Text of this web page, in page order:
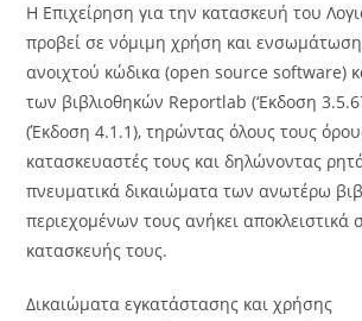
Η Επιχείρηση για την κατασκευή του
προβεί σε νόμιμη χρήση και ενσωμάτωση
ανοιχτού κώδικα (open source software)
των βιβλιοθηκών Reportlab (‘Εκδοση
(Έκδοση 4.1.1), τηρώντας όλους τους
κατασκευαστές τους και δηλώνοντας
πνευματικά δικαιώματα των ανωτέρω
περιεχομένων τους ανήκει αποκλειστικά
κατασκευής τους.
Δικαιώματα εγκατάστασης και χρήσης